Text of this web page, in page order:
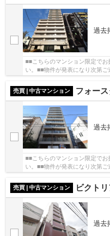
過去
■■こちらのマンション限定で
い。■■物件が発表になり次第ご
売買 | 中古マンション フォー
過去
■■こちらのマンション限定で
い。■■物件が発表になり次第ご
売買 | 中古マンション ビクト
過去